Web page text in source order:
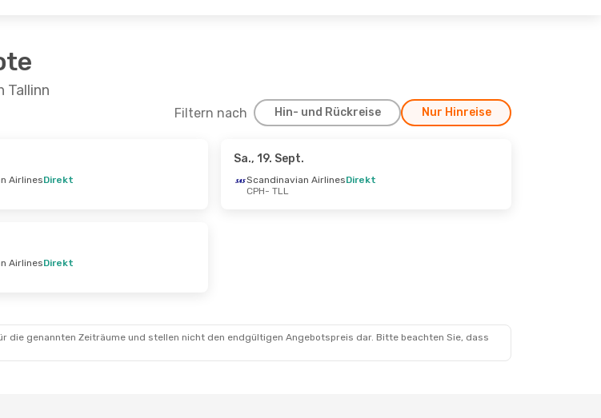
Tallinn
Filtern nach Hin- und Rückreise Nur Hinreise
1 Zwischenstopp
AirlinesDirekt
Sa., 19. Sept.
Scandinavian AirlinesDirekt
CPH- TLL
AirlinesDirekt
die genannten Zeiträume und stellen nicht den endgültigen Angebotspreis dar. Bitte beachten Sie, dass